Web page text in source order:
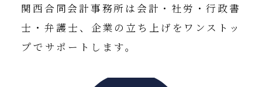
関西合同会計事務所は会計・社労・行政書
士・弁護士、企業の立ち上げをワンストッ
プでサポートします。